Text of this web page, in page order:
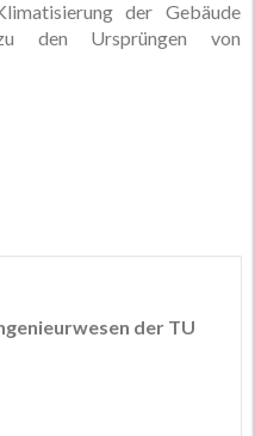
der Gebäude
den Ursprüngen von
der TU